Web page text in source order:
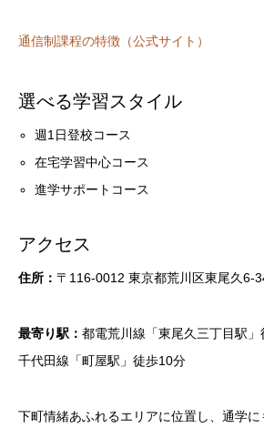
通信制課程の特徴（公式サイト）
選べる学習スタイル
週1日登校コース
在宅学習中心コース
進学サポートコース
アクセス
住所： 〒116-0012 東京都荒川区東尾久6-
最寄り駅： 都電荒川線「東尾久三丁目駅
千代田線「町屋駅」徒歩10分
下町情緒あふれるエリアに位置し、通学に